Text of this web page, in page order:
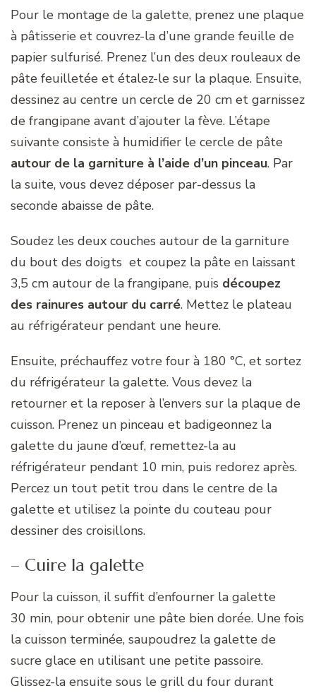
Pour le montage de la galette, prenez une plaque
à pâtisserie et couvrez-la d’une grande feuille de
papier sulfurisé. Prenez l’un des deux rouleaux de
pâte feuilletée et étalez-le sur la plaque. Ensuite,
dessinez au centre un cercle de 20 cm et garnissez
de frangipane avant d’ajouter la fève. L’étape
suivante consiste à humidifier le cercle de pâte
autour de la garniture à l’aide d’un pinceau. Par
la suite, vous devez déposer par-dessus la
seconde abaisse de pâte.
Soudez les deux couches autour de la garniture
du bout des doigts et coupez la pâte en laissant
3,5 cm autour de la frangipane, puis découpez
des rainures autour du carré. Mettez le plateau
au réfrigérateur pendant une heure.
Ensuite, préchauffez votre four à 180 °C, et sortez
du réfrigérateur la galette. Vous devez la
retourner et la reposer à l’envers sur la plaque de
cuisson. Prenez un pinceau et badigeonnez la
galette du jaune d’œuf, remettez-la au
réfrigérateur pendant 10 min, puis redorez après.
Percez un tout petit trou dans le centre de la
galette et utilisez la pointe du couteau pour
dessiner des croisillons.
– Cuire la galette
Pour la cuisson, il suffit d’enfourner la galette
30 min, pour obtenir une pâte bien dorée. Une fois
la cuisson terminée, saupoudrez la galette de
sucre glace en utilisant une petite passoire.
Glissez-la ensuite sous le grill du four durant